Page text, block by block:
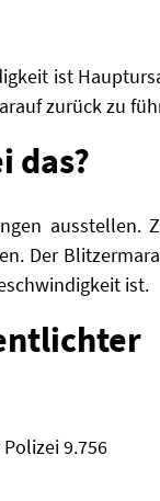
ist
zurück zu
das?
ausstellen.
Der
ist.
9.756